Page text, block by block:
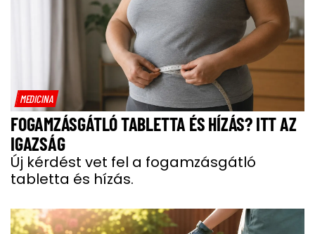
MEDICINA
FOGAMZÁSGÁTLÓ TABLETTA ÉS HÍZÁS? ITT AZ
IGAZSÁG
Új kérdést vet fel a fogamzásgátló
tabletta és hízás.